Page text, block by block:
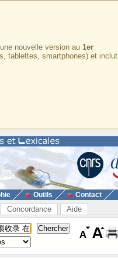
nouvelle version au 1er
tablettes, smartphones) et inclut
Outils Contact
Concordance Aide